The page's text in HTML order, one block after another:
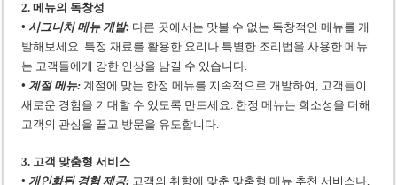
2. 메뉴의 독창성
• 시그니처 메뉴 개발: 다른 곳에서는 맛볼 수 없는 독창적인 메뉴를 개
발해보세요. 특정 재료를 활용한 요리나 특별한 조리법을 사용한 메뉴
는 고객들에게 강한 인상을 남길 수 있습니다.
• 계절 메뉴: 계절에 맞는 한정 메뉴를 지속적으로 개발하여, 고객들이
새로운 경험을 기대할 수 있도록 만드세요. 한정 메뉴는 희소성을 더해
고객의 관심을 끌고 방문을 유도합니다.
3. 고객 맞춤형 서비스
• 개인화된 경험 제공: 고객의 취향에 맞춘 맞춤형 메뉴 추천 서비스나,